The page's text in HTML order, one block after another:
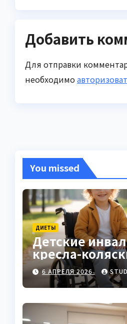
Добавить
Для отправки
необходимо
You missed
ДИЕТЫ
Детские
кресла-
ручным
6 АПРЕЛЯ 2026